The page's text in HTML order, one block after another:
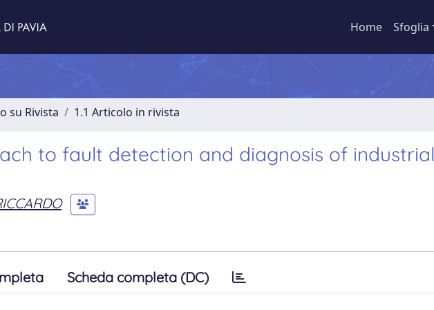
Home Sfoglia
su Rivista 1.1 Articolo in rivista
to fault detection and diagnosis of industrial
Scheda completa (DC)